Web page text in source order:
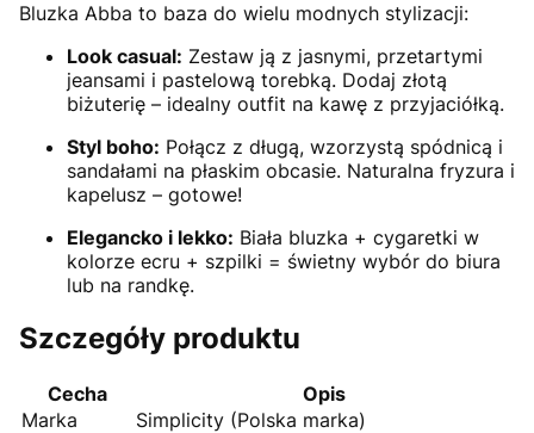
Bluzka Abba to baza do wielu modnych stylizacji:
Look casual: Zestaw ją z jasnymi, przetartymi
jeansami i pastelową torebką. Dodaj złotą
biżuterię – idealny outfit na kawę z przyjaciółką.
Styl boho: Połącz z długą, wzorzystą spódnicą i
sandałami na płaskim obcasie. Naturalna fryzura i
kapelusz – gotowe!
Elegancko i lekko: Biała bluzka + cygaretki w
kolorze ecru + szpilki = świetny wybór do biura
lub na randkę.
Szczegóły produktu
Cecha
Opis
Marka
Simplicity (Polska marka)